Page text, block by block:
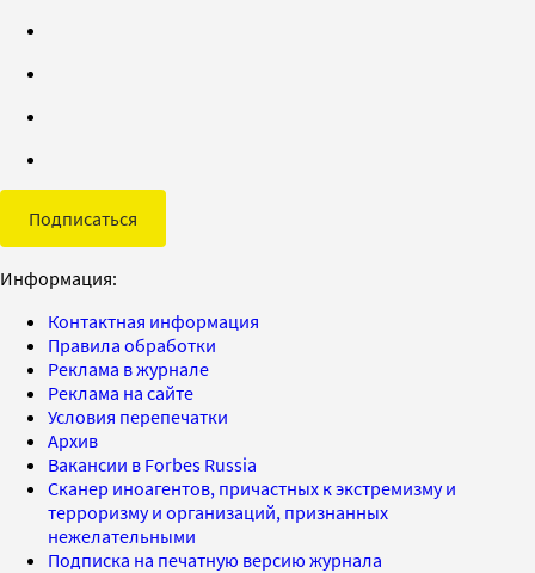
Подписаться
Информация:
Контактная информация
Правила обработки
Реклама в журнале
Реклама на сайте
Условия перепечатки
Архив
Вакансии в Forbes Russia
Сканер иноагентов, причастных к экстремизму и
терроризму и организаций, признанных
нежелательными
Подписка на печатную версию журнала